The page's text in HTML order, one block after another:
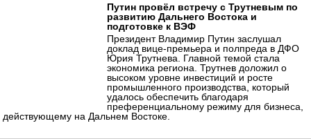
Путин провёл встречу с Трутневым по
развитию Дальнего Востока и
подготовке к ВЭФ
Президент Владимир Путин заслушал
доклад вице-премьера и полпреда в ДФО
Юрия Трутнева. Главной темой стала
экономика региона. Трутнев доложил о
высоком уровне инвестиций и росте
промышленного производства, который
удалось обеспечить благодаря
преференциальному режиму для бизнеса,
действующему на Дальнем Востоке.